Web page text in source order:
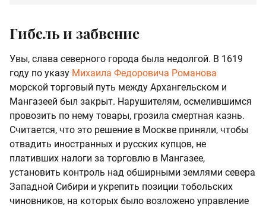
Гибель и забвение
Увы, слава северного города была недолгой. В 1619
году по указу Михаила Федоровича Романова
морской торговый путь между Архангельском и
Мангазеей был закрыт. Нарушителям, осмелившимся
провозить по нему товары, грозила смертная казнь.
Считается, что это решение в Москве приняли, чтобы
отвадить иностранных и русских купцов, не
плативших налоги за торговлю в Мангазее,
установить контроль над обширными землями севера
Западной Сибири и укрепить позиции тобольских
чиновников, на которых было возложено управление